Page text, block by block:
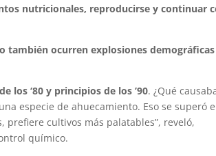
nutricionales, reproducirse y continuar
también ocurren explosiones
los ‘80 y principios de los ’90. ¿Qué
especie de ahuecamiento. Eso se superó
prefiere cultivos más palatables”, reveló,
químico.